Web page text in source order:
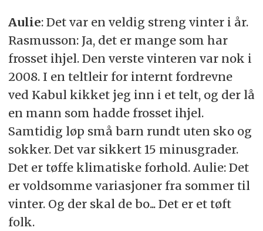
Aulie: Det var en veldig streng vinter i år.
Rasmusson: Ja, det er mange som har
frosset ihjel. Den verste vinteren var nok i
2008. I en teltleir for internt fordrevne
ved Kabul kikket jeg inn i et telt, og der lå
en mann som hadde frosset ihjel.
Samtidig løp små barn rundt uten sko og
sokker. Det var sikkert 15 minusgrader.
Det er tøffe klimatiske forhold. Aulie: Det
er voldsomme variasjoner fra sommer til
vinter. Og der skal de bo... Det er et tøft
folk.